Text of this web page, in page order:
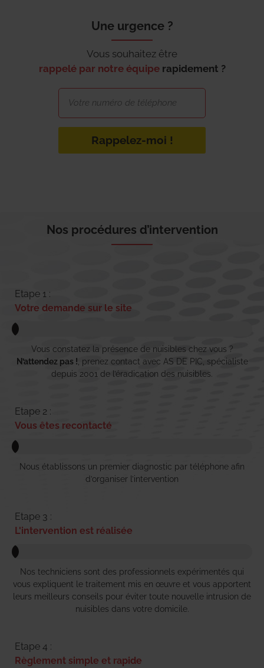
Une urgence ?
Vous souhaitez être
rappelé par notre équipe rapidement ?
Rappelez-moi !
Nos procédures d’intervention
Etape 1 :
Votre demande sur le site
Vous constatez la présence de nuisibles chez vous ?
N’attendez pas ! , prenez contact avec AS DE PIC, spécialiste
depuis 2001 de l’éradication des nuisibles.
Etape 2 :
Vous êtes recontacté
Nous établissons un premier diagnostic par téléphone afin
d’organiser l’intervention
Etape 3 :
L'intervention est réalisée
Nos techniciens sont des professionnels expérimentés qui
vous expliquent le traitement mis en œuvre et vous apportent
leurs meilleurs conseils pour éviter toute nouvelle intrusion de
nuisibles dans votre domicile.
Etape 4 :
Règlement simple et rapide